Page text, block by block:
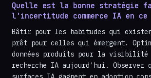
Quelle est la bonne stratégie
l'incertitude commerce IA en ce
Bâtir pour les habitudes qui
prêt pour celles qui émergent.
données produits pour la visibilité
recherche IA aujourd'hui. Observer